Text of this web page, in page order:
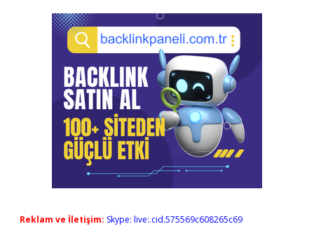
Reklam ve İletişim: Skype: live:.cid.575569c608265c69